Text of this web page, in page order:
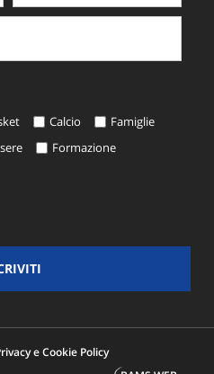
Calcio
Famiglie
Formazione
e Cookie Policy